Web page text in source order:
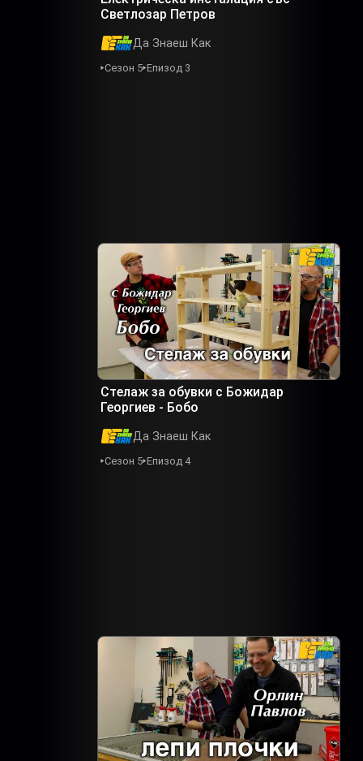
Светлозар Петров
Да Знаеш Как
Сезон 5 Епизод 3
Стелаж за обувки с Божидар
Георгиев - Бобо
Да Знаеш Как
Сезон 5 Епизод 4